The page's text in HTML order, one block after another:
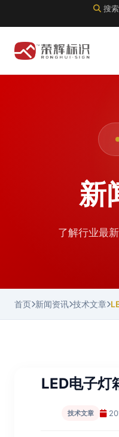
搜索
新
了解行业最
首页 新闻资讯 技术文章
LED电子灯
技术文章